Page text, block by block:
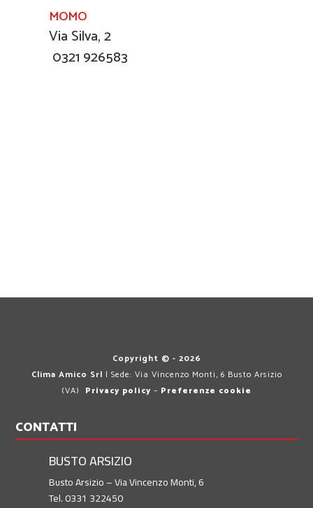
MOMO
Via Silva, 2
0321 926583
Copyright © - 2026
Clima Amico Srl | Sede: Via Vincenzo Monti, 6 Busto Arsizio
(VA) Privacy policy – Preferenze cookie
CONTATTI
BUSTO ARSIZIO
Busto Arsizio – Via Vincenzo Monti, 6
Tel. 0331 322450